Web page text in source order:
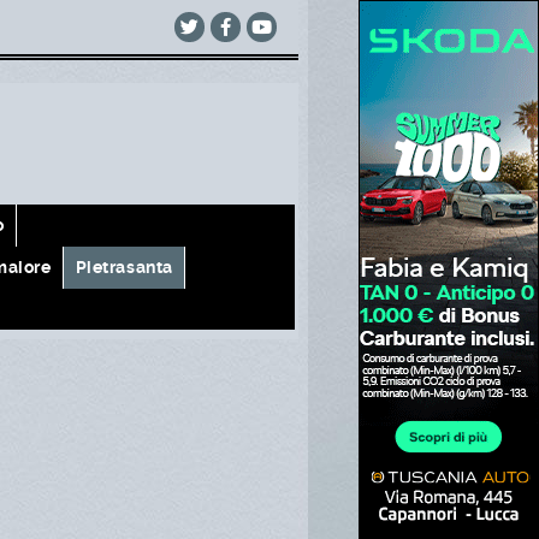
Pietrasanta